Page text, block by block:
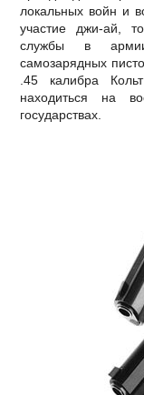
локальных войн и
участие джи-ай,
службы в
самозарядных
.45 калибра
находиться на
государствах.